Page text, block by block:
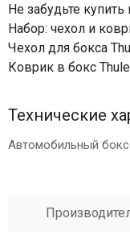
Не забудьте купить
Набор: чехол и
Чехол для бокса
Коврик в бокс
Технические
Автомобильный бокс